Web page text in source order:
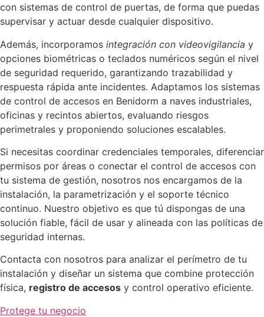
con sistemas de control de puertas, de forma que puedas
supervisar y actuar desde cualquier dispositivo.
Además, incorporamos integración con videovigilancia y
opciones biométricas o teclados numéricos según el nivel
de seguridad requerido, garantizando trazabilidad y
respuesta rápida ante incidentes. Adaptamos los sistemas
de control de accesos en Benidorm a naves industriales,
oficinas y recintos abiertos, evaluando riesgos
perimetrales y proponiendo soluciones escalables.
Si necesitas coordinar credenciales temporales, diferenciar
permisos por áreas o conectar el control de accesos con
tu sistema de gestión, nosotros nos encargamos de la
instalación, la parametrización y el soporte técnico
continuo. Nuestro objetivo es que tú dispongas de una
solución fiable, fácil de usar y alineada con las políticas de
seguridad internas.
Contacta con nosotros para analizar el perímetro de tu
instalación y diseñar un sistema que combine protección
física, registro de accesos y control operativo eficiente.
Protege tu negocio